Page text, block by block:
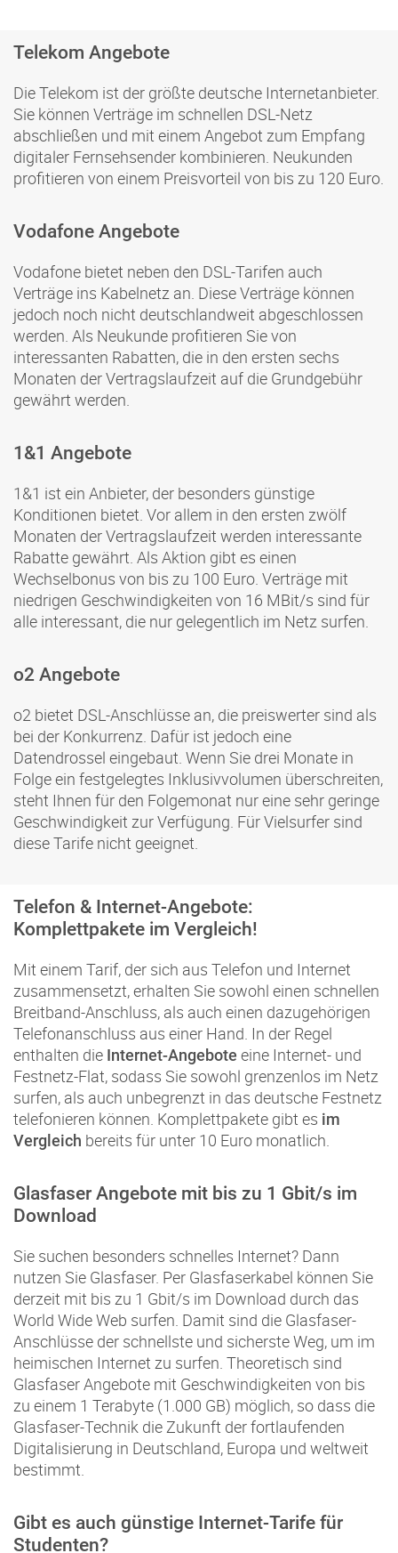
Telekom Angebote
Die Telekom ist der größte deutsche Internetanbieter.
Sie können Verträge im schnellen DSL-Netz
abschließen und mit einem Angebot zum Empfang
digitaler Fernsehsender kombinieren. Neukunden
profitieren von einem Preisvorteil von bis zu 120 Euro.
Vodafone Angebote
Vodafone bietet neben den DSL-Tarifen auch
Verträge ins Kabelnetz an. Diese Verträge können
jedoch noch nicht deutschlandweit abgeschlossen
werden. Als Neukunde profitieren Sie von
interessanten Rabatten, die in den ersten sechs
Monaten der Vertragslaufzeit auf die Grundgebühr
gewährt werden.
1&1 Angebote
1&1 ist ein Anbieter, der besonders günstige
Konditionen bietet. Vor allem in den ersten zwölf
Monaten der Vertragslaufzeit werden interessante
Rabatte gewährt. Als Aktion gibt es einen
Wechselbonus von bis zu 100 Euro. Verträge mit
niedrigen Geschwindigkeiten von 16 MBit/s sind für
alle interessant, die nur gelegentlich im Netz surfen.
o2 Angebote
o2 bietet DSL-Anschlüsse an, die preiswerter sind als
bei der Konkurrenz. Dafür ist jedoch eine
Datendrossel eingebaut. Wenn Sie drei Monate in
Folge ein festgelegtes Inklusivvolumen überschreiten,
steht Ihnen für den Folgemonat nur eine sehr geringe
Geschwindigkeit zur Verfügung. Für Vielsurfer sind
diese Tarife nicht geeignet.
Telefon & Internet-Angebote:
Komplettpakete im Vergleich!
Mit einem Tarif, der sich aus Telefon und Internet
zusammensetzt, erhalten Sie sowohl einen schnellen
Breitband-Anschluss, als auch einen dazugehörigen
Telefonanschluss aus einer Hand. In der Regel
enthalten die Internet-Angebote eine Internet- und
Festnetz-Flat, sodass Sie sowohl grenzenlos im Netz
surfen, als auch unbegrenzt in das deutsche Festnetz
telefonieren können. Komplettpakete gibt es im
Vergleich bereits für unter 10 Euro monatlich.
Glasfaser Angebote mit bis zu 1 Gbit/s im
Download
Sie suchen besonders schnelles Internet? Dann
nutzen Sie Glasfaser. Per Glasfaserkabel können Sie
derzeit mit bis zu 1 Gbit/s im Download durch das
World Wide Web surfen. Damit sind die Glasfaser-
Anschlüsse der schnellste und sicherste Weg, um im
heimischen Internet zu surfen. Theoretisch sind
Glasfaser Angebote mit Geschwindigkeiten von bis
zu einem 1 Terabyte (1.000 GB) möglich, so dass die
Glasfaser-Technik die Zukunft der fortlaufenden
Digitalisierung in Deutschland, Europa und weltweit
bestimmt.
Gibt es auch günstige Internet-Tarife für
Studenten?